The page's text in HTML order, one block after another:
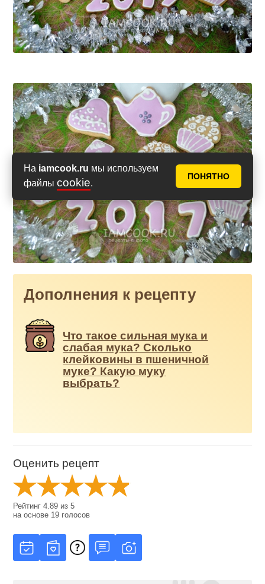
На iamcook.ru мы используем
файлы cookie.
ПОНЯТНО
Дополнения к рецепту
Что такое сильная мука и
слабая мука? Сколько
клейковины в пшеничной
муке? Какую муку
выбрать?
Оценить рецепт
Рейтинг4.89 из5
на основе 19 голосов